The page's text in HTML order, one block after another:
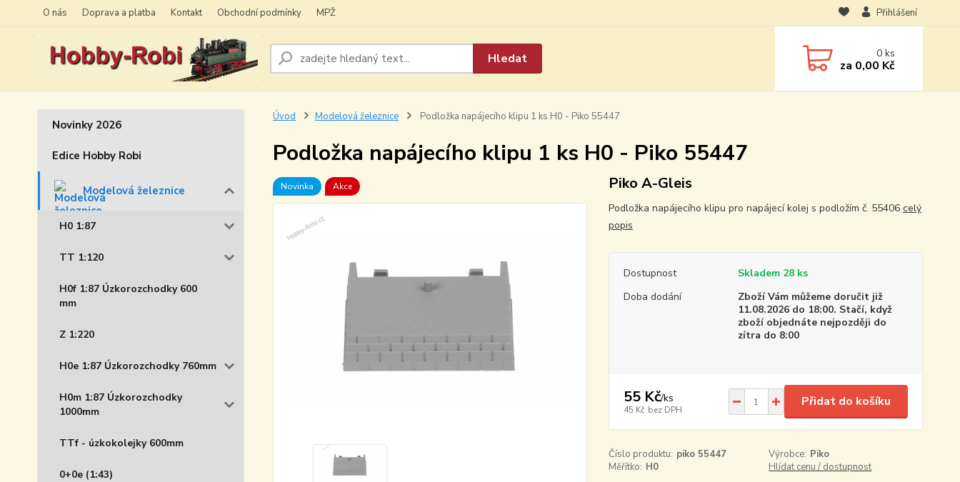
O nás Doprava a platba Kontakt Obchodní podmínky MPŽ Přihlášení
Hledat 0ks
za 0,00 Kč
Novinky 2026
Edice Hobby Robi
Modelová železnice
H0 1:87
TT 1:120
H0f 1:87 Úzkorozchodky 600
mm
Z 1:220
H0e 1:87 Úzkorozchodky 760mm
H0m 1:87 Úzkorozchodky
1000mm
TTf - úzkokolejky 600mm
0+0e (1:43)
Úvod Modelová železnice Podložka napájecího klipu 1 ks H0 - Piko 55447
Podložka napájecího klipu 1 ks H0 - Piko 55447
Novinka Akce Piko A-Gleis
Podložka napájecího klipu pro napájecí kolej s podložím č. 55406 celý
popis
Dostupnost
Skladem 28 ks
Doba dodání
Zboží Vám můžeme doručit již
11.08.2026 do 18:00. Stačí, když
zboží objednáte nejpozději do
zítra do 8:00
55 Kč/ks
45 Kč bez DPH
Přidat do košíku
Číslo produktu: piko 55447 Výrobce: Piko
Měřítko: H0 Hlídat cenu / dostupnost